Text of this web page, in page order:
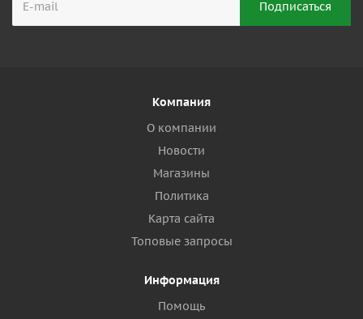
Компания
О компании
Новости
Магазины
Политика
Карта сайта
Топовые запросы
Информация
Помощь